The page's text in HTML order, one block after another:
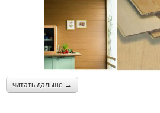
читать дальше →